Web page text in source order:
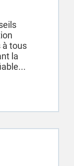
à tous
la